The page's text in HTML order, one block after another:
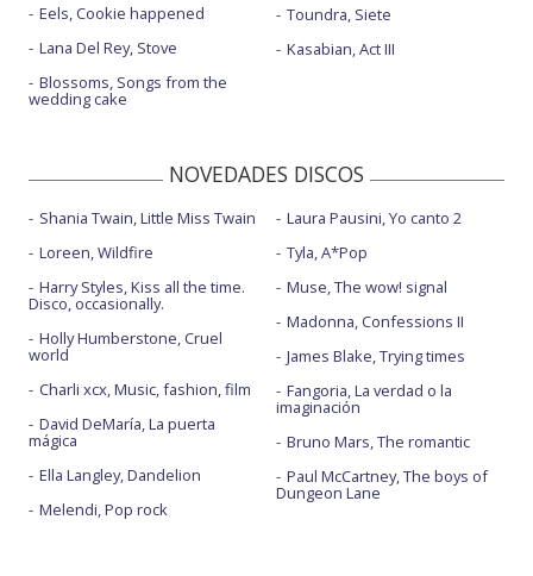
Eels, Cookie happened
Lana Del Rey, Stove
Blossoms, Songs from the
wedding cake
Toundra, Siete
Kasabian, Act III
NOVEDADES DISCOS
Shania Twain, Little Miss Twain
Loreen, Wildfire
Harry Styles, Kiss all the time.
Disco, occasionally.
Holly Humberstone, Cruel
world
Charli xcx, Music, fashion, film
David DeMaría, La puerta
mágica
Ella Langley, Dandelion
Melendi, Pop rock
Laura Pausini, Yo canto 2
Tyla, A*Pop
Muse, The wow! signal
Madonna, Confessions II
James Blake, Trying times
Fangoria, La verdad o la
imaginación
Bruno Mars, The romantic
Paul McCartney, The boys of
Dungeon Lane